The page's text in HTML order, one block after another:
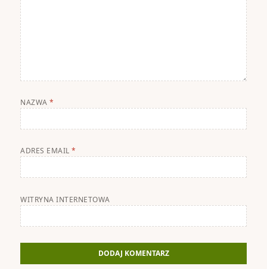
NAZWA*
ADRES EMAIL*
WITRYNA INTERNETOWA